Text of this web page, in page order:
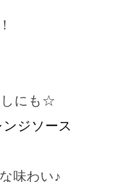
しにも☆
ジソース
味わい♪